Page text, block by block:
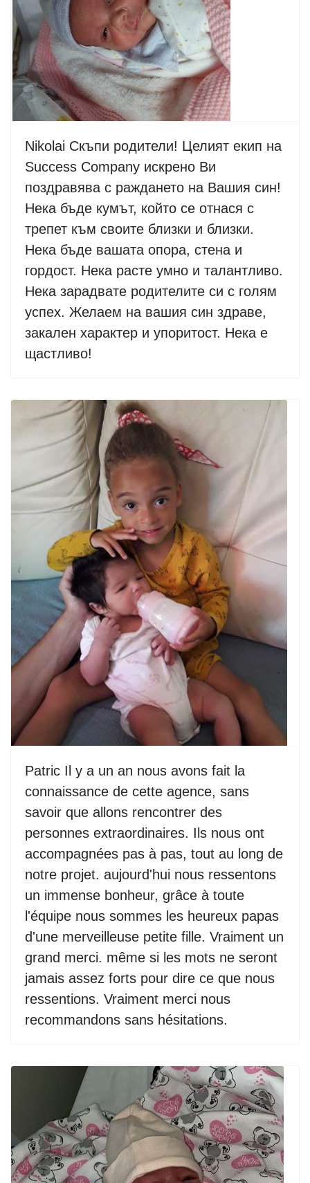
Nikolai Скъпи родители! Целият екип на
Success Company искрено Ви
поздравява с раждането на Вашия син!
Нека бъде кумът, който се отнася с
трепет към своите близки и близки.
Нека бъде вашата опора, стена и
гордост. Нека расте умно и талантливо.
Нека зарадвате родителите си с голям
успех. Желаем на вашия син здраве,
закален характер и упоритост. Нека е
щастливо!
Patric Il y a un an nous avons fait la
connaissance de cette agence, sans
savoir que allons rencontrer des
personnes extraordinaires. Ils nous ont
accompagnées pas à pas, tout au long de
notre projet. aujourd'hui nous ressentons
un immense bonheur, grâce à toute
l'équipe nous sommes les heureux papas
d'une merveilleuse petite fille. Vraiment un
grand merci. même si les mots ne seront
jamais assez forts pour dire ce que nous
ressentions. Vraiment merci nous
recommandons sans hésitations.